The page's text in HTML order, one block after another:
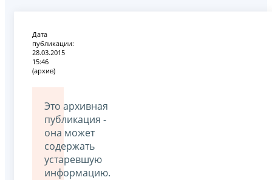
Дата
публикации:
28.03.2015
15:46
(архив)
Это архивная
публикация -
она может
содержать
устаревшую
информацию.